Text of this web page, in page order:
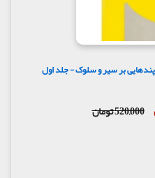
بر سیر و سلوک - جلد اول
520,000 تومان